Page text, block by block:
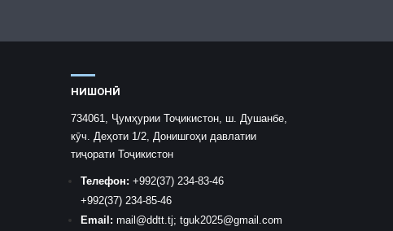
НИШОНӢ
734061, Ҷумҳурии Тоҷикистон, ш. Душанбе,
кӯч. Деҳоти 1/2, Донишгоҳи давлатии
тиҷорати Тоҷикистон
Телефон: +992(37) 234-83-46
+992(37) 234-85-46
Email: mail@ddtt.tj; tguk2025@gmail.com